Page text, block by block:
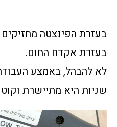
בעזרת הפינצטה
בעזרת אקדח החום.
לא להבהל, באמצע
שניות היא מתיישרת